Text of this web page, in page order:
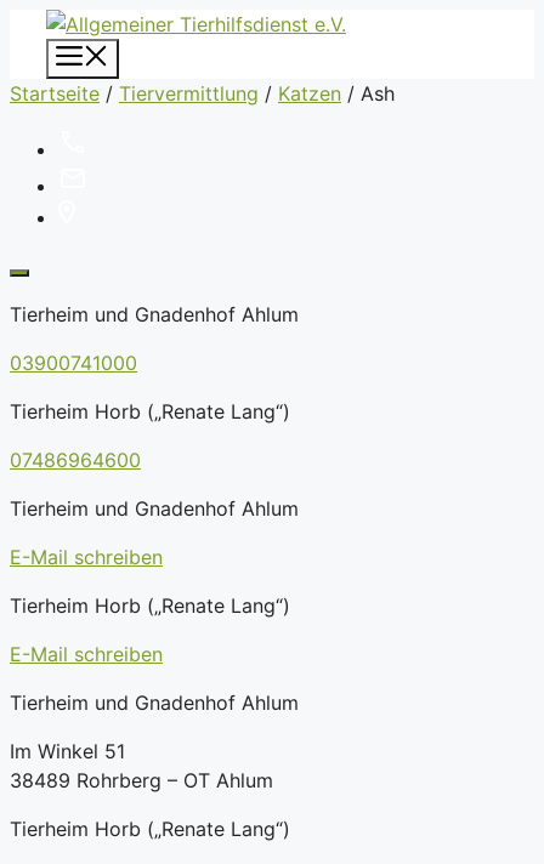
Zum
Inhalt
springen
Startseite / Tiervermittlung / Katzen / Ash
Tierheim und Gnadenhof Ahlum
03900741000
Tierheim Horb („Renate Lang“)
07486964600
Tierheim und Gnadenhof Ahlum
E-Mail schreiben
Tierheim Horb („Renate Lang“)
E-Mail schreiben
Tierheim und Gnadenhof Ahlum
Im Winkel 51
38489 Rohrberg – OT Ahlum
Tierheim Horb („Renate Lang“)